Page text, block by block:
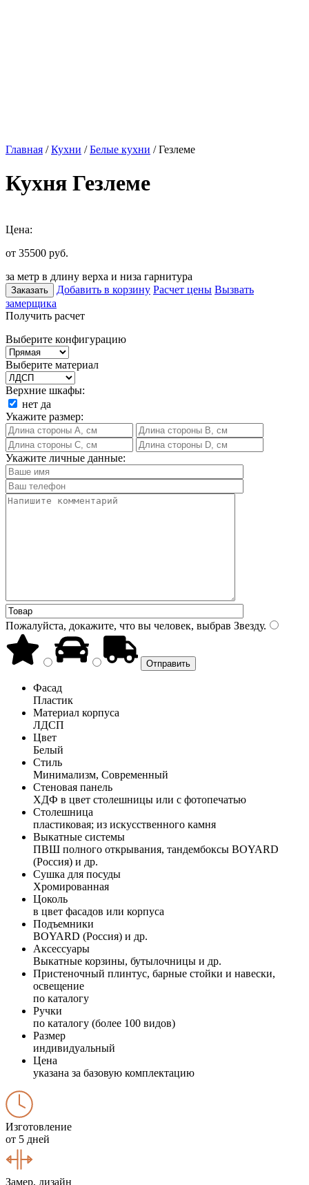
Главная /Кухни /Белые кухни / Гезлеме
Кухня Гезлеме
Цена:
от 35500 руб.
за метр в длину верха и низа гарнитура
Заказать Добавить в корзину Расчет цены Вызвать
замерщика
Получить расчет
Выберите конфигурацию
Выберите материал
Верхние шкафы:
нет да
Укажите размер:
Укажите личные данные:
Пожалуйста, докажите, что вы человек, выбрав Звезду.
Фасад
Пластик
Материал корпуса
ЛДСП
Цвет
Белый
Стиль
Минимализм, Современный
Стеновая панель
ХДФ в цвет столешницы или с фотопечатью
Столешница
пластиковая; из искусственного камня
Выкатные системы
ПВШ полного открывания, тандембоксы BOYARD
(Россия) и др.
Сушка для посуды
Хромированная
Цоколь
в цвет фасадов или корпуса
Подъемники
BOYARD (Россия) и др.
Аксессуары
Выкатные корзины, бутылочницы и др.
Пристеночный плинтус, барные стойки и навески,
освещение
по каталогу
Ручки
по каталогу (более 100 видов)
Размер
индивидуальный
Цена
указана за базовую комплектацию
Изготовление
от 5 дней
Замер, дизайн